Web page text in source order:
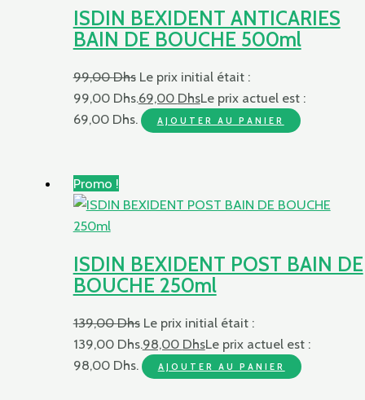
ISDIN BEXIDENT ANTICARIES
BAIN DE BOUCHE 500ml
99,00Dhs Le prix initial était :
99,00 Dhs.69,00 DhsLe prix actuel est :
69,00 Dhs.
AJOUTER AU PANIER
Promo !
ISDIN BEXIDENT POST BAIN DE
BOUCHE 250ml
139,00Dhs Le prix initial était :
139,00 Dhs.98,00 DhsLe prix actuel est :
98,00 Dhs.
AJOUTER AU PANIER